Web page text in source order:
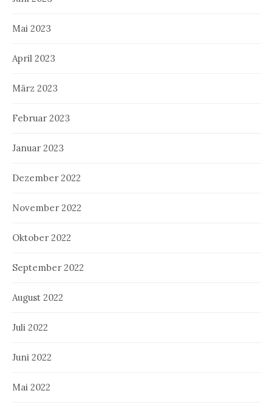
Mai 2023
April 2023
März 2023
Februar 2023
Januar 2023
Dezember 2022
November 2022
Oktober 2022
September 2022
August 2022
Juli 2022
Juni 2022
Mai 2022